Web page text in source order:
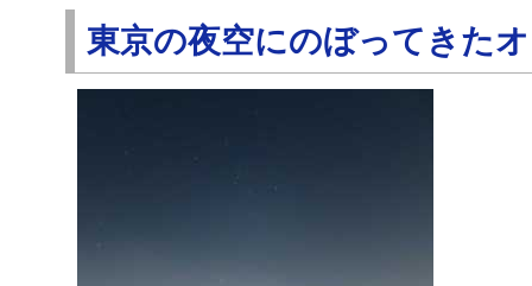
東京の夜空にのぼってきた